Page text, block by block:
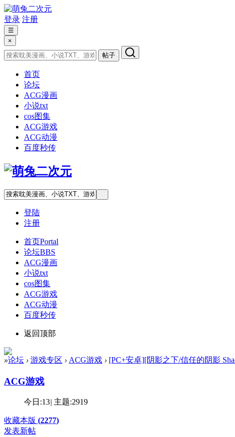
登录 注册
☰
×
帖子
首页
论坛
ACG漫画
小说txt
cos图集
ACG游戏
ACG动漫
百度秒传
登陆
注册
首页Portal
论坛BBS
ACG漫画
小说txt
cos图集
ACG游戏
ACG动漫
百度秒传
返回顶部
»论坛 › 游戏专区 › ACG游戏 › [PC+安卓][阴影之下/信任的阴影
ACG游戏
今日:13| 主题:2919
收藏本版 (2277)
发表新帖